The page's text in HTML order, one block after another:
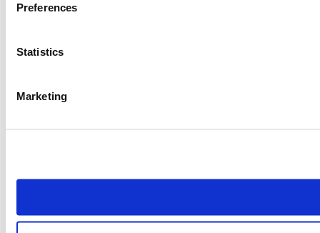
Preferences
Statistics
Marketing